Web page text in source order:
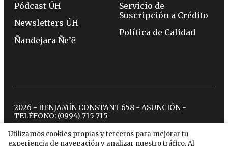
Utilizamos cookies propias y terceros para mejorar tu
experiencia de navegación y analizar nuestro tráfico. Al
Pódcast ÚH
Newsletters ÚH
Ñandejara Ñe’ẽ
Servicio de
Suscripción a Crédito
Política de Calidad
2026 - BENJAMÍN CONSTANT 658 - ASUNCIÓN -
TELÉFONO: (0994) 715 715